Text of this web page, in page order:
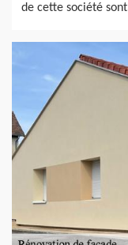
de cette société